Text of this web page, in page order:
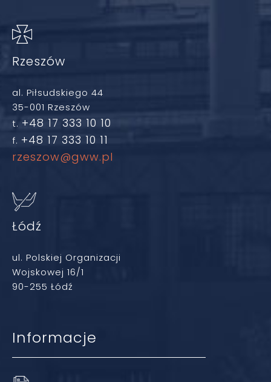
Rzeszów
al. Piłsudskiego 44
35-001 Rzeszów
t. +48 17 333 10 10
f. +48 17 333 10 11
rzeszow@gww.pl
Łódź
ul. Polskiej Organizacji
Wojskowej 16/1
90-255 Łódź
Informacje